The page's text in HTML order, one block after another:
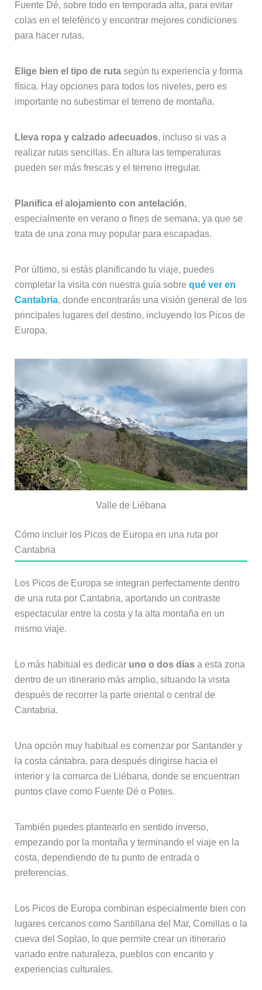
Fuente Dé, sobre todo en temporada alta, para evitar
colas en el teleférico y encontrar mejores condiciones
para hacer rutas.
Elige bien el tipo de rutasegún tu experiencia y forma
física. Hay opciones para todos los niveles, pero es
importante no subestimar el terreno de montaña.
Lleva ropa y calzado adecuados, incluso si vas a
realizar rutas sencillas. En altura las temperaturas
pueden ser más frescas y el terreno irregular.
Planifica el alojamiento con antelación,
especialmente en verano o fines de semana, ya que se
trata de una zona muy popular para escapadas.
Por último, si estás planificando tu viaje, puedes
completar la visita con nuestra guía sobre qué ver en
Cantabria, donde encontrarás una visión general de los
principales lugares del destino, incluyendo los Picos de
Europa.
Valle de Liébana
Cómo incluir los Picos de Europa en una ruta por
Cantabria
Los Picos de Europa se integran perfectamente dentro
de una ruta por Cantabria, aportando un contraste
espectacular entre la costa y la alta montaña en un
mismo viaje.
Lo más habitual es dedicar uno o dos díasa esta zona
dentro de un itinerario más amplio, situando la visita
después de recorrer la parte oriental o central de
Cantabria.
Una opción muy habitual es comenzar por Santander y
la costa cántabra, para después dirigirse hacia el
interior y la comarca de Liébana, donde se encuentran
puntos clave como Fuente Dé o Potes.
También puedes plantearlo en sentido inverso,
empezando por la montaña y terminando el viaje en la
costa, dependiendo de tu punto de entrada o
preferencias.
Los Picos de Europa combinan especialmente bien con
lugares cercanos como Santillana del Mar, Comillas o la
cueva del Soplao, lo que permite crear un itinerario
variado entre naturaleza, pueblos con encanto y
experiencias culturales.